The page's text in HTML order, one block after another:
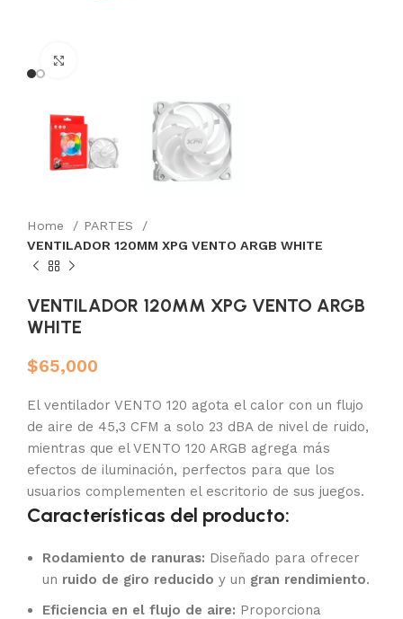
Home
PARTES
VENTILADOR 120MM XPG VENTO ARGB WHITE
VENTILADOR 120MM XPG VENTO ARGB
WHITE
$65,000
El ventilador VENTO 120 agota el calor con un flujo
de aire de 45,3 CFM a solo 23 dBA de nivel de ruido,
mientras que el VENTO 120 ARGB agrega más
efectos de iluminación, perfectos para que los
usuarios complementen el escritorio de sus juegos.
Características del producto:
Rodamiento de ranuras: Diseñado para ofrecer
un ruido de giro reducido y un gran rendimiento.
Eficiencia en el flujo de aire: Proporciona